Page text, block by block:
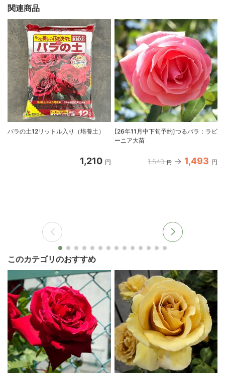
関連商品
バラの土12リットル入り（培養土）
1,210 円
[26年11月中下旬予約]つるバラ：ラビ
ーニア大苗
1,540 円 1,493 円
このカテゴリのおすすめ